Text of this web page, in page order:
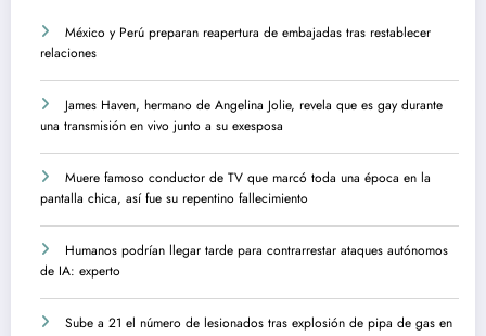
México y Perú preparan reapertura de embajadas tras restablecer
relaciones
James Haven, hermano de Angelina Jolie, revela que es gay durante
una transmisión en vivo junto a su exesposa
Muere famoso conductor de TV que marcó toda una época en la
pantalla chica, así fue su repentino fallecimiento
Humanos podrían llegar tarde para contrarrestar ataques autónomos
de IA: experto
Sube a 21 el número de lesionados tras explosión de pipa de gas en